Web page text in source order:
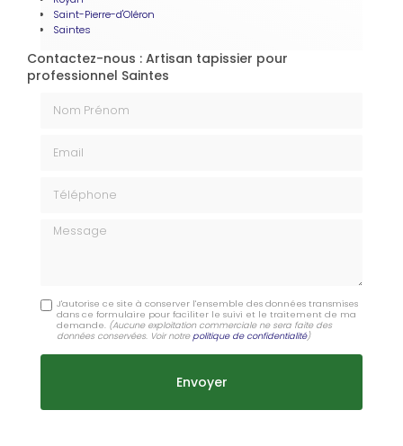
Saint-Pierre-d'Oléron
Saintes
Contactez-nous : Artisan tapissier pour
professionnel Saintes
Message
J'autorise ce site à conserver l'ensemble des données transmises
dans ce formulaire pour faciliter le suivi et le traitement de ma
demande. (Aucune exploitation commerciale ne sera faite des
données conservées. Voir notrepolitique de confidentialité)